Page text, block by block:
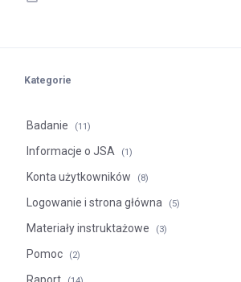
Kategorie
Badanie (11)
Informacje o JSA (1)
Konta użytkowników (8)
Logowanie i strona główna (5)
Materiały instruktażowe (3)
Pomoc (2)
Raport